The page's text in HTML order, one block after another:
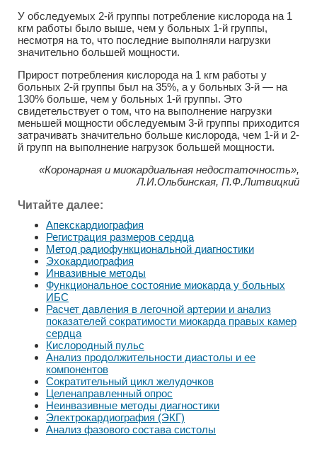
У обследуемых 2-й группы потребление кислорода на 1
кгм работы было выше, чем у больных 1-й группы,
несмотря на то, что последние выполняли нагрузки
значительно большей мощности.
Прирост потребления кислорода на 1 кгм работы у
больных 2-й группы был на 35%, а у больных 3-й — на
130% больше, чем у больных 1-й группы. Это
свидетельствует о том, что на выполнение нагрузки
меньшей мощности обследуемым 3-й группы приходится
затрачивать значительно больше кислорода, чем 1-й и 2-
й групп на выполнение нагрузок большей мощности.
«Коронарная и миокардиальная недостаточность»,
Л.И.Ольбинская, П.Ф.Литвицкий
Читайте далее:
Апекскардиография
Регистрация размеров сердца
Метод радиофункциональной диагностики
Эхокардиография
Инвазивные методы
Функциональное состояние миокарда у больных
ИБС
Расчет давления в легочной артерии и анализ
показателей сократимости миокарда правых камер
сердца
Кислородный пульс
Анализ продолжительности диастолы и ее
компонентов
Сократительный цикл желудочков
Целенаправленный опрос
Неинвазивные методы диагностики
Электрокардиография (ЭКГ)
Анализ фазового состава систолы